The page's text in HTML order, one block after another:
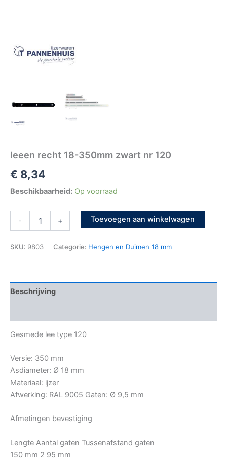
leeen recht 18-350mm zwart nr 120
€ 8,34
Beschikbaarheid: Op voorraad
- + Toevoegen aan winkelwagen
SKU: 9803 Categorie: Hengen en Duimen 18 mm
Beschrijving
Gesmede lee type 120
Versie: 350 mm
Asdiameter: Ø 18 mm
Materiaal: ijzer
Afwerking: RAL 9005 Gaten: Ø 9,5 mm
Afmetingen bevestiging
Lengte Aantal gaten Tussenafstand gaten
150 mm 2 95 mm